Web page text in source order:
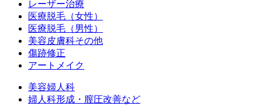
レーザー治療
医療脱毛（女性）
医療脱毛（男性）
美容皮膚科その他
傷跡修正
アートメイク
美容婦人科
婦人科形成・膣圧改善など